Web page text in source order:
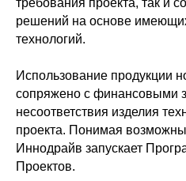
требования проекта, так и
решений на основе
технологий.
Использование продукции
сопряжено с финансовыми
несоответствия изделия
проекта. Понимая
Иннодрайв запускает
Проектов.
© 2015-2026 НАУРР. Все права защищены. При
Политика конфиденциальности
© 2015-2026 НАУРР. Все права защищены.
При использовании материалов ссылка на